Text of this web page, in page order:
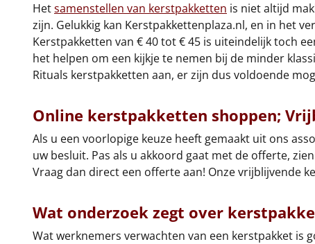
Hetsamenstellen van kerstpakketten is niet altijd
zijn. Gelukkig kan Kerstpakkettenplaza.nl, en in het
Kerstpakketten van € 40 tot € 45 is uiteindelijk toch
het helpen om een kijkje te nemen bij de minder
Rituals kerstpakketten aan, er zijn dus voldoende
Online kerstpakketten shoppen;
Als u een voorlopige keuze heeft gemaakt uit ons
uw besluit. Pas als u akkoord gaat met de offerte,
Vraag dan direct een offerte aan! Onze vrijblijvende
Wat onderzoek zegt over
Wat werknemers verwachten van een kerstpakket is